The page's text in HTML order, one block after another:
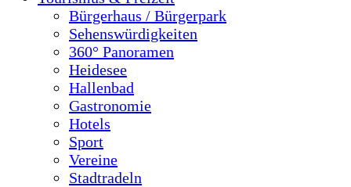
Bürgerhaus / Bürgerpark
Sehenswürdigkeiten
360° Panoramen
Heidesee
Hallenbad
Gastronomie
Hotels
Sport
Vereine
Stadtradeln